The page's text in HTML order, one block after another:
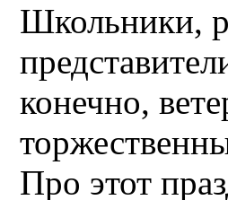
Школьники,
конечно,
Про этот